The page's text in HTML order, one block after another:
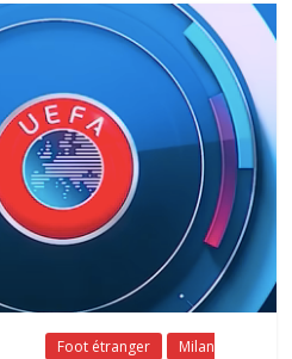
Foot étranger
Milan